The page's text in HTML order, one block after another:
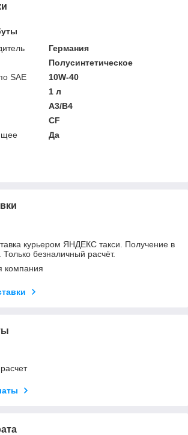
Германия
Полусинтетическое
SAE
10W-40
1 л
A3/B4
CF
Да
курьером ЯНДЕКС такси. Получение в
Только безналичный расчёт.
компания